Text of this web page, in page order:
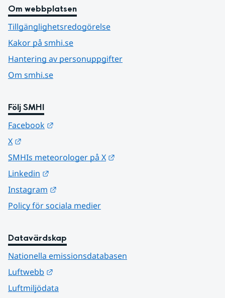
Om webbplatsen
Tillgänglighetsredogörelse
Kakor på smhi.se
Hantering av personuppgifter
Om smhi.se
Följ SMHI
Facebook
X
SMHIs meteorologer på X
Linkedin
Instagram
Policy för sociala medier
Datavärdskap
Nationella emissionsdatabasen
Luftwebb
Luftmiljödata